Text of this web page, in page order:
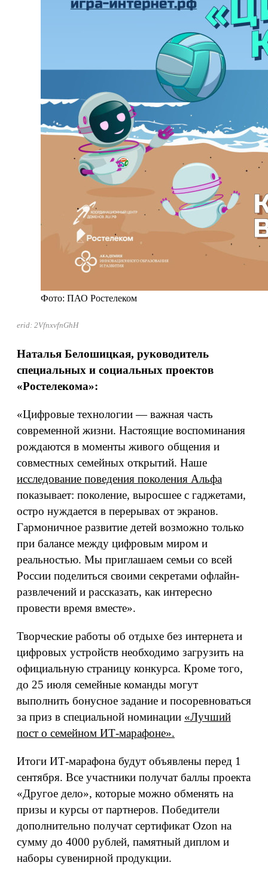
Фото: ПАО Ростелеком
erid: 2VfnxvfnGhH
Наталья Белошицкая, руководитель
специальных и социальных проектов
«Ростелекома»:
«Цифровые технологии — важная часть
современной жизни. Настоящие воспоминания
рождаются в моменты живого общения и
совместных семейных открытий. Наше
исследование поведения поколения Альфа
показывает: поколение, выросшее с гаджетами,
остро нуждается в перерывах от экранов.
Гармоничное развитие детей возможно только
при балансе между цифровым миром и
реальностью. Мы приглашаем семьи со всей
России поделиться своими секретами офлайн-
развлечений и рассказать, как интересно
провести время вместе».
Творческие работы об отдыхе без интернета и
цифровых устройств необходимо загрузить на
официальную страницу конкурса. Кроме того,
до 25 июля семейные команды могут
выполнить бонусное задание и посоревноваться
за приз в специальной номинации «Лучший
пост о семейном ИТ-марафоне».
Итоги ИТ-марафона будут объявлены перед 1
сентября. Все участники получат баллы проекта
«Другое дело», которые можно обменять на
призы и курсы от партнеров. Победители
дополнительно получат сертификат Ozon на
сумму до 4000 рублей, памятный диплом и
наборы сувенирной продукции.